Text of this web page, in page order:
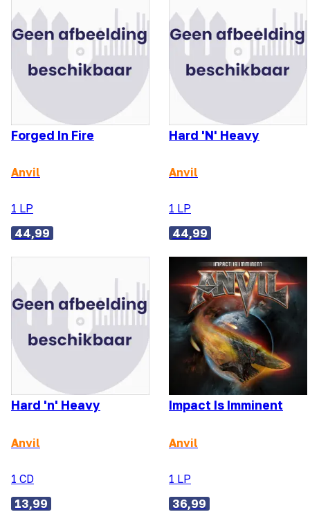
Forged In Fire
Anvil
1 LP
44,99
Hard 'N' Heavy
Anvil
1 LP
44,99
Hard 'n' Heavy
Anvil
1 CD
13,99
Impact Is Imminent
Anvil
1 LP
36,99